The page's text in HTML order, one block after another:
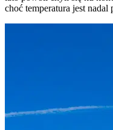
choć temperatura jest nadal